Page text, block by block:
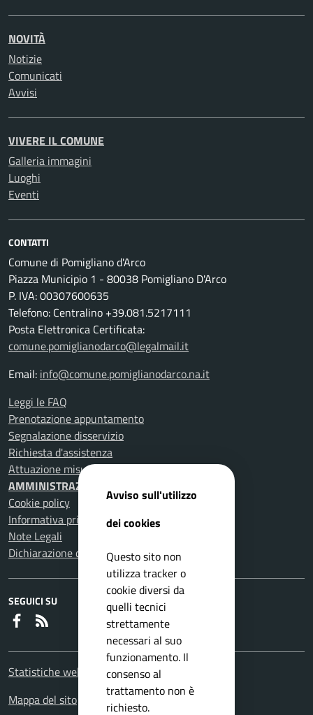
NOVITÀ
Notizie
Comunicati
Avvisi
VIVERE IL COMUNE
Galleria immagini
Luoghi
Eventi
CONTATTI
Comune di Pomigliano d'Arco
Piazza Municipio 1 - 80038 Pomigliano D'Arco
P. IVA: 00307600635
Telefono: Centralino +39.081.5217111
Posta Elettronica Certificata:
comune.pomiglianodarco@legalmail.it
Email: info@comune.pomiglianodarco.na.it
Leggi le FAQ
Prenotazione appuntamento
Segnalazione disservizio
Richiesta d'assistenza
Attuazione misure PNRR
AMMINISTRAZIONE TRASPARENTE
Cookie policy
Informativa privacy
Note Legali
Dichiarazione di accessibilità
SEGUICI SU
Faceboook
Statistiche web
Mappa del sito
Avviso sull'utilizzo
dei cookies
Questo sito non
utilizza tracker o
cookie diversi da
quelli tecnici
strettamente
necessari al suo
funzionamento. Il
consenso al
trattamento non è
richiesto.